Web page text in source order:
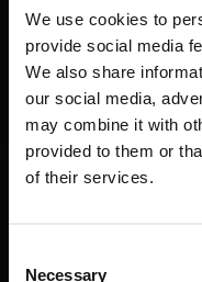
We use cookies to
provide social media
We also share
our social media,
may combine it with
provided to them or
of their services.
Necessary